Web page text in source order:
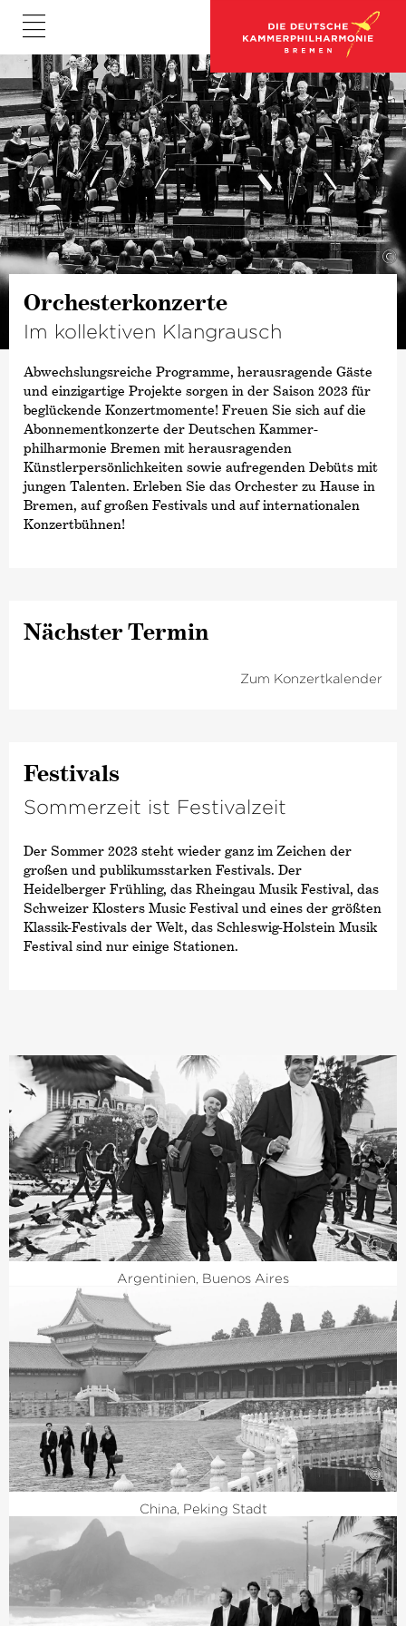
©
Orchesterkonzerte
Im kollektiven Klangrausch
Abwechslungsreiche Programme, herausragende Gäste
und einzigartige Projekte sorgen in der Saison 2023 für
beglückende Konzertmomente! Freuen Sie sich auf die
Abonnementkonzerte der Deutschen Kammer­
philharmonie Bremen mit herausragenden
Künstlerpersönlichkeiten sowie aufregenden Debüts mit
jungen Talenten. Erleben Sie das Orchester zu Hause in
Bremen, auf großen Festivals und auf internationalen
Konzertbühnen!
Nächster Termin
Zum Konzertkalender
Festivals
Sommerzeit ist Festivalzeit
Der Sommer 2023 steht wieder ganz im Zeichen der
großen und publikumsstarken Festivals. Der
Heidelberger Frühling, das Rheingau Musik Festival, das
Schweizer Klosters Music Festival und eines der größten
Klassik-Festivals der Welt, das Schleswig-Holstein Musik
Festival sind nur einige Stationen.
©
Argentinien, Buenos Aires
©
China, Peking Stadt